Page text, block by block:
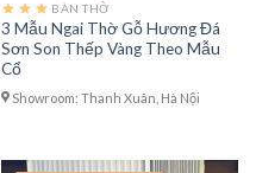
BÀN THỜ
3 Mẫu Ngai Thờ Gỗ Hương Đá
Sơn Son Thếp Vàng Theo Mẫu
Cổ
Showroom: Thanh Xuân, Hà Nội